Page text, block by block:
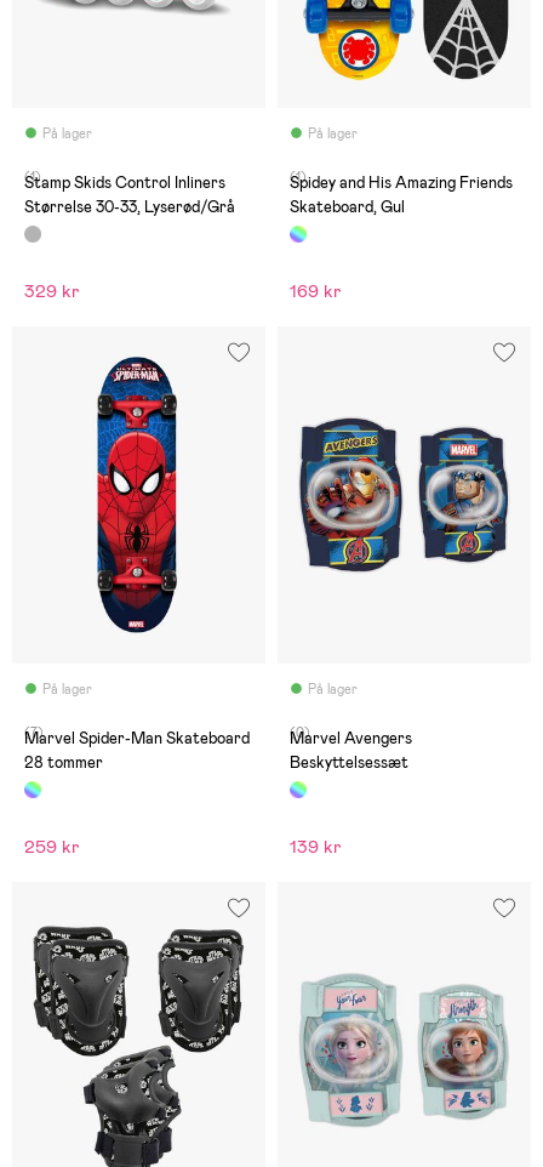
På lager
(1)
Stamp Skids Control Inliners
Størrelse 30-33, Lyserød/Grå
329 kr
På lager
(1)
Spidey and His Amazing Friends
Skateboard, Gul
169 kr
På lager
(7)
Marvel Spider-Man Skateboard
28 tommer
259 kr
På lager
(0)
Marvel Avengers
Beskyttelsessæt
139 kr